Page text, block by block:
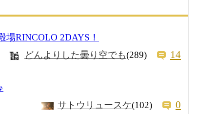
場RINCOLO 2DAYS！
どんよりした曇り空でも(289) 14
サトウリュースケ(102) 0